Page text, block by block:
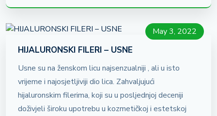
May 3, 2022
HIJALURONSKI FILERI – USNE
Usne su na ženskom licu najsenzualniji , ali u isto
vrijeme i najosjetljiviji dio lica. Zahvaljujući
hijaluronskim filerima, koji su u posljednjoj deceniji
doživjeli široku upotrebu u kozmetičkoj i estetskoj